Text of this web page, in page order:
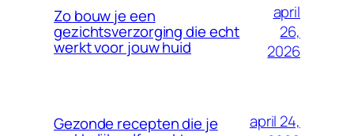
Zo bouw je een
gezichtsverzorging die echt
werkt voor jouw huid
april
26,
2026
Gezonde recepten die je
april 24,